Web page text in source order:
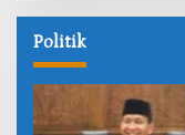
Politik